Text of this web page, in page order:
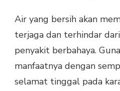
Air yang bersih akan
terjaga dan terhindar
penyakit berbahaya.
manfaatnya dengan
selamat tinggal pada